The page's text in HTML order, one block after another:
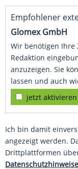
Empfohlener
Glomex GmbH
Wir benötigen Ihre
Redaktion
anzuzeigen. Sie
lassen und auch
jetzt aktivieren
Ich bin damit
angezeigt werden.
Drittplattformen